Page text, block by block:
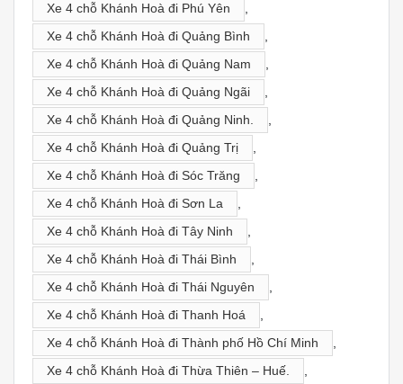
Xe 4 chỗ Khánh Hoà đi Phú Yên
,
Xe 4 chỗ Khánh Hoà đi Quảng Bình
,
Xe 4 chỗ Khánh Hoà đi Quảng Nam
,
Xe 4 chỗ Khánh Hoà đi Quảng Ngãi
,
Xe 4 chỗ Khánh Hoà đi Quảng Ninh.
,
Xe 4 chỗ Khánh Hoà đi Quảng Trị
,
Xe 4 chỗ Khánh Hoà đi Sóc Trăng
,
Xe 4 chỗ Khánh Hoà đi Sơn La
,
Xe 4 chỗ Khánh Hoà đi Tây Ninh
,
Xe 4 chỗ Khánh Hoà đi Thái Bình
,
Xe 4 chỗ Khánh Hoà đi Thái Nguyên
,
Xe 4 chỗ Khánh Hoà đi Thanh Hoá
,
Xe 4 chỗ Khánh Hoà đi Thành phố Hồ Chí Minh
,
Xe 4 chỗ Khánh Hoà đi Thừa Thiên – Huế.
,